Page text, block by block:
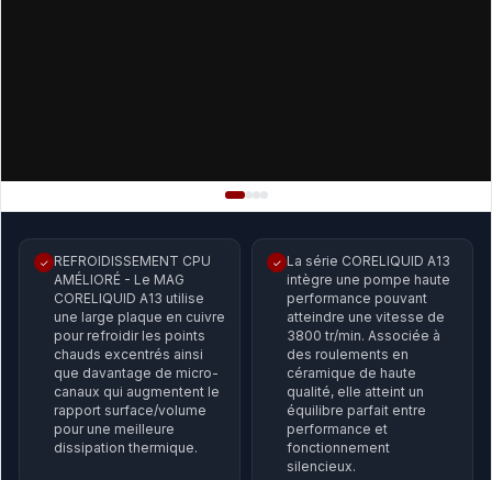
✓ REFROIDISSEMENT CPU
AMÉLIORÉ - Le MAG
CORELIQUID A13 utilise
une large plaque en cuivre
pour refroidir les points
chauds excentrés ainsi
que davantage de micro-
canaux qui augmentent le
rapport surface/volume
pour une meilleure
dissipation thermique.
✓ La série CORELIQUID A13
intègre une pompe haute
performance pouvant
atteindre une vitesse de
3800 tr/min. Associée à
des roulements en
céramique de haute
qualité, elle atteint un
équilibre parfait entre
performance et
fonctionnement
silencieux.